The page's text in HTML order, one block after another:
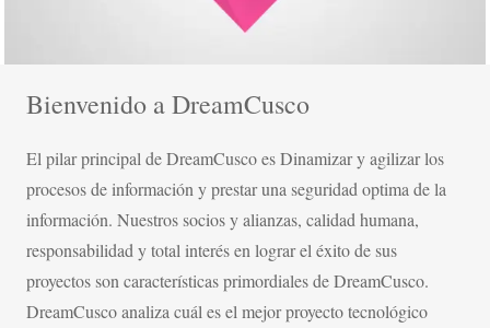
Tile with double width
Bienvenido a DreamCusco
El pilar principal de DreamCusco es Dinamizar y agilizar los
procesos de información y prestar una seguridad optima de la
información. Nuestros socios y alianzas, calidad humana,
responsabilidad y total interés en lograr el éxito de sus
proyectos son características primordiales de DreamCusco.
DreamCusco analiza cuál es el mejor proyecto tecnológico